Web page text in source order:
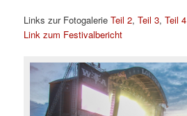
Links zur FotogalerieTeil 2,Teil 3,Teil 4
Link zum Festivalbericht